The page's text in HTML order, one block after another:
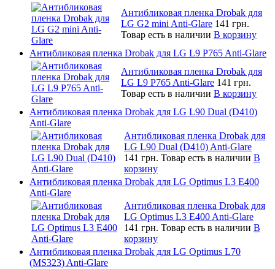
Антибликовая пленка Drobak для
LG G2 mini Anti-Glare 141 грн.
Товар есть в наличии В корзину
Антибликовая пленка Drobak для LG L9 P765 Anti-Glare
Антибликовая пленка Drobak для
LG L9 P765 Anti-Glare 141 грн.
Товар есть в наличии В корзину
Антибликовая пленка Drobak для LG L90 Dual (D410)
Anti-Glare
Антибликовая пленка Drobak для
LG L90 Dual (D410) Anti-Glare
141 грн. Товар есть в наличии В
корзину
Антибликовая пленка Drobak для LG Optimus L3 E400
Anti-Glare
Антибликовая пленка Drobak для
LG Optimus L3 E400 Anti-Glare
141 грн. Товар есть в наличии В
корзину
Антибликовая пленка Drobak для LG Optimus L70
(MS323) Anti-Glare